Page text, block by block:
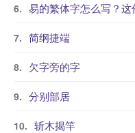
易的繁体字怎么写？这份易字
简纲捷端
欠字旁的字
分别部居
斩木揭竿